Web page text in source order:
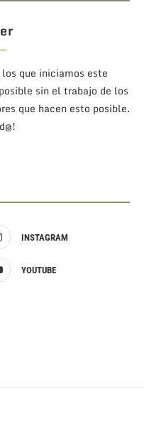
que iniciamos este
sin el trabajo de los
que hacen esto posible.
INSTAGRAM
YOUTUBE